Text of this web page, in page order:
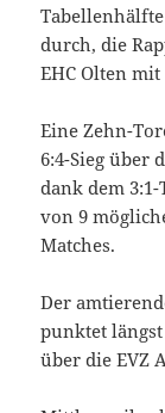
durch, die
EHC Olten mit
Eine Zehn-
6:4-Sieg über
dank dem
von 9
Matches.
Der
punktet
über die EVZ